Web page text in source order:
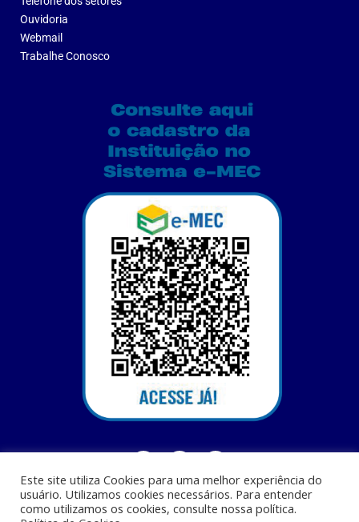
Ouvidoria
Webmail
Trabalhe Conosco
Este site utiliza Cookies para uma melhor experiência do
usuário. Utilizamos cookies necessários. Para entender
como utilizamos os cookies, consulte nossa política.